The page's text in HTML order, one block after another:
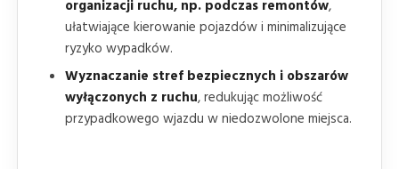
organizacji ruchu, np. podczas remontów,
ułatwiające kierowanie pojazdów i minimalizujące
ryzyko wypadków.
Wyznaczanie stref bezpiecznych i obszarów
wyłączonych z ruchu, redukując możliwość
przypadkowego wjazdu w niedozwolone miejsca.